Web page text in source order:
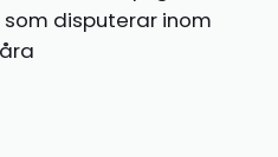
som disputerar inom